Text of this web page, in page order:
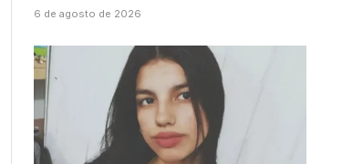
6 de agosto de 2026